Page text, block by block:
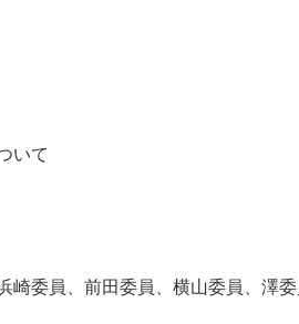
いて
委員、前田委員、横山委員、澤委